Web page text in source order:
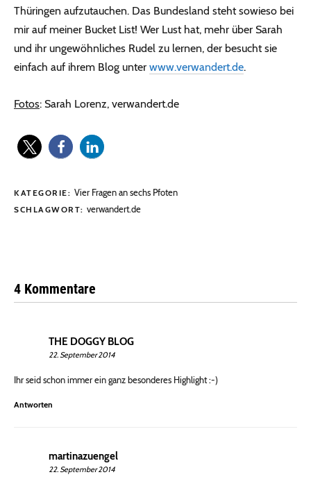
Thüringen aufzutauchen. Das Bundesland steht sowieso bei
mir auf meiner Bucket List! Wer Lust hat, mehr über Sarah
und ihr ungewöhnliches Rudel zu lernen, der besucht sie
einfach auf ihrem Blog unter www.verwandert.de.
Fotos: Sarah Lorenz, verwandert.de
KATEGORIE: Vier Fragen an sechs Pfoten
SCHLAGWORT: verwandert.de
4 Kommentare
THE DOGGY BLOG
22. September 2014
Ihr seid schon immer ein ganz besonderes Highlight :-)
Antworten
martinazuengel
22. September 2014